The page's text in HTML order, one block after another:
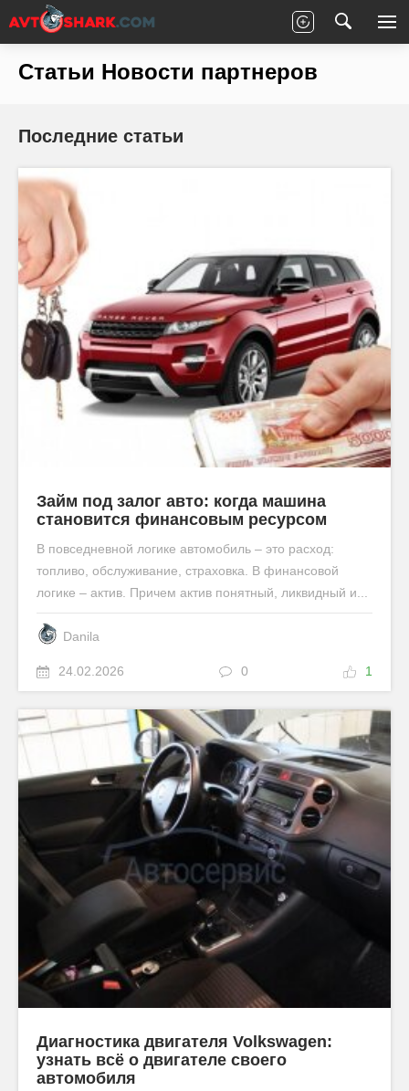
Главная Статьи Новости партнеров
Статьи Новости партнеров
Последние статьи
Займ под залог авто: когда машина
становится финансовым ресурсом
В повседневной логике автомобиль – это расход:
топливо, обслуживание, страховка. В финансовой
логике – актив. Причем актив понятный, ликвидный и...
Danila
24.02.2026 0 1
Диагностика двигателя Volkswagen:
узнать всё о двигателе своего
автомобиля